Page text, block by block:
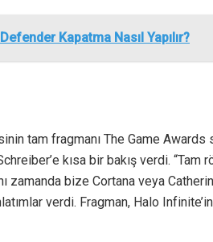
Kapatma Nasıl Yapılır?
tam fragmanı The Game Awards
kısa bir bakış verdi. “Tam
zamanda bize Cortana veya
verdi. Fragman, Halo